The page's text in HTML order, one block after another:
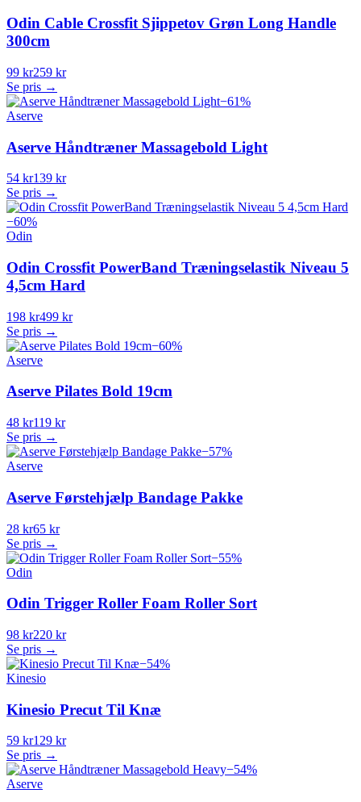
Odin Cable Crossfit Sjippetov Grøn Long Handle
300cm
99 kr259 kr
Se pris →
−61%
Aserve
Aserve Håndtræner Massagebold Light
54 kr139 kr
Se pris →
−60%
Odin
Odin Crossfit PowerBand Træningselastik Niveau 5
4,5cm Hard
198 kr499 kr
Se pris →
−60%
Aserve
Aserve Pilates Bold 19cm
48 kr119 kr
Se pris →
−57%
Aserve
Aserve Førstehjælp Bandage Pakke
28 kr65 kr
Se pris →
−55%
Odin
Odin Trigger Roller Foam Roller Sort
98 kr220 kr
Se pris →
−54%
Kinesio
Kinesio Precut Til Knæ
59 kr129 kr
Se pris →
−54%
Aserve